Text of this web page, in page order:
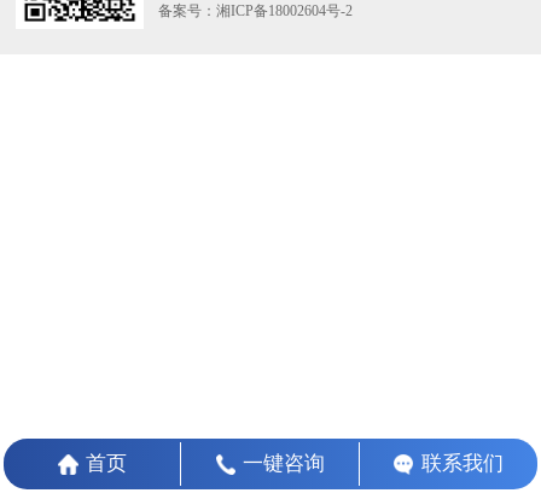
备案号：湘ICP备18002604号-2
首页 一键咨询 联系我们